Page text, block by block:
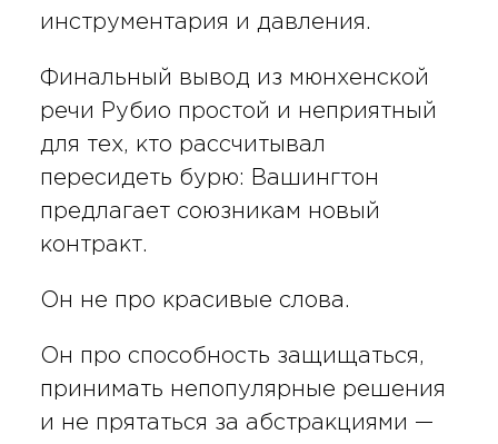
инструментария и давления.
Финальный вывод из мюнхенской
речи Рубио простой и неприятный
для тех, кто рассчитывал
пересидеть бурю: Вашингтон
предлагает союзникам новый
контракт.
Он не про красивые слова.
Он про способность защищаться,
принимать непопулярные решения
и не прятаться за абстракциями —